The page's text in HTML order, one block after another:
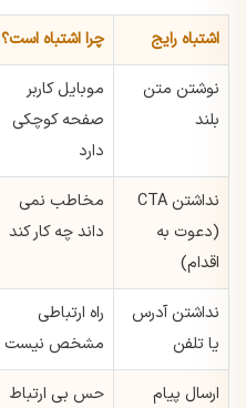
اشتباه رایج چرا اشتباه است؟
نوشتن متن
بلند
موبایل کاربر
صفحه کوچکی
دارد
نداشتن CTA
(دعوت به
اقدام)
مخاطب نمی
داند چه کار کند
نداشتن آدرس
یا تلفن
راه ارتباطی
مشخص نیست
ارسال پیام
حس بی ارتباط